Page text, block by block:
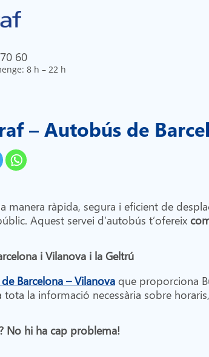
60
8 h – 22 h
– Autobús de
manera ràpida, segura i eficient de
Aquest servei d’autobús t’ofereix
i Vilanova i la Geltrú
Barcelona – Vilanovaque proporciona
la informació necessària sobre
No hi ha cap problema!